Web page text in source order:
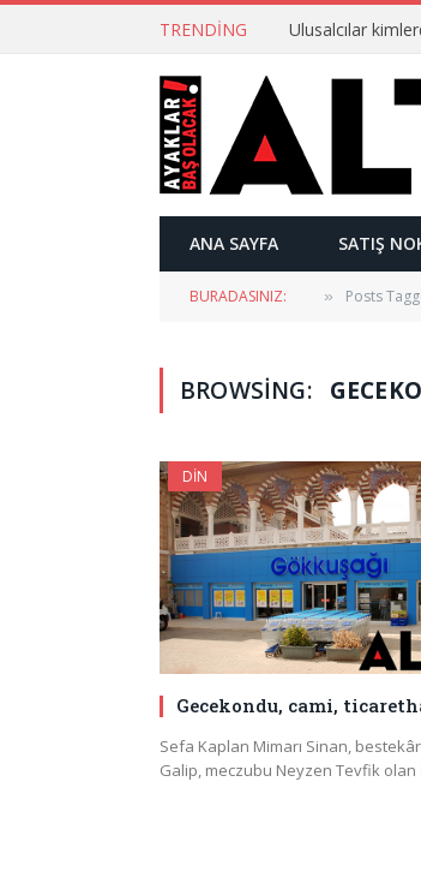
TRENDING
ANA SAYFA SATIŞ
BURADASINIZ: » Posts
BROWSING:
DIN
Gecekondu, cami,
Sefa Kaplan Mimarı Sinan,
Galip, meczubu Neyzen Tevfik